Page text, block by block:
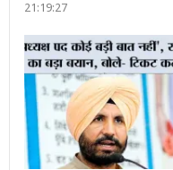
21:19:27